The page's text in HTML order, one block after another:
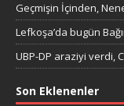
Geçmişin İçinden,
Lefkoşa’da bugün
UBP-DP araziyi verdi,
Son Eklenenler